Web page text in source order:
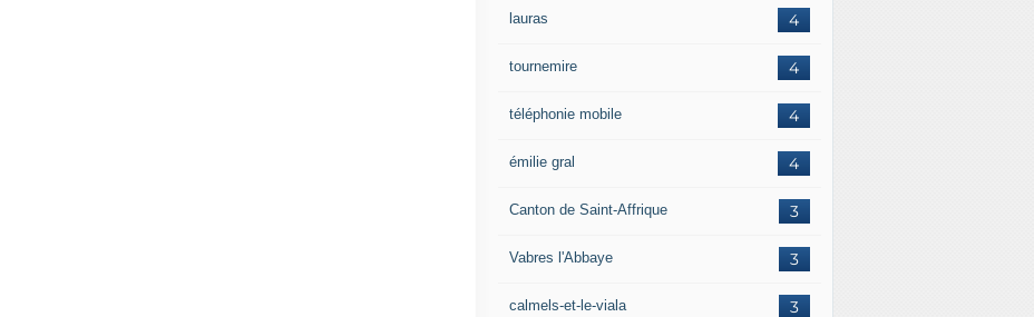
4
lauras
4
tournemire
4
téléphonie mobile
4
émilie gral
3
Canton de Saint-Affrique
3
Vabres l'Abbaye
3
calmels-et-le-viala